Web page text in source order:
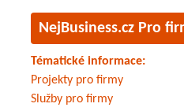
NejBusiness.cz Pro
Tématické informace:
Projekty pro firmy
Služby pro firmy